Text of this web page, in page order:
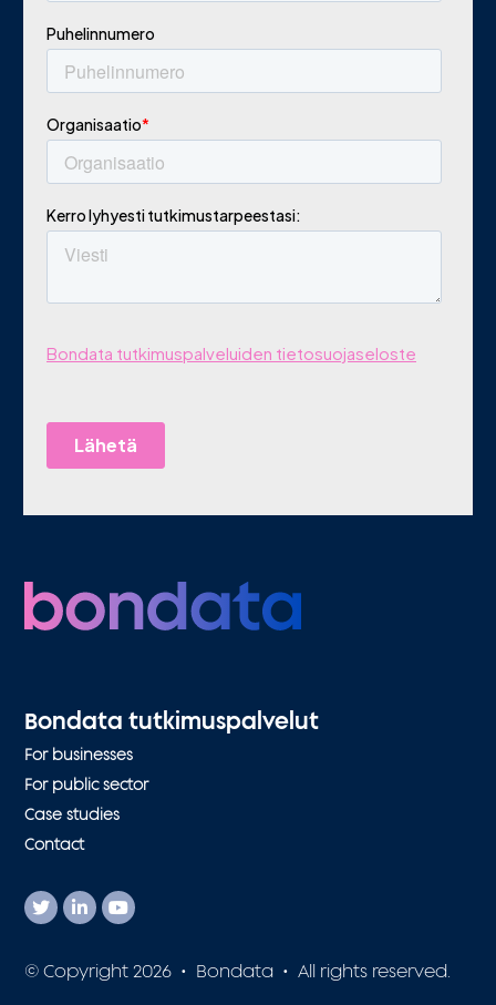
Bondata tutkimuspalvelut
For businesses
For public sector
Case studies
Contact
© Copyright 2026 • Bondata • All rights reserved.